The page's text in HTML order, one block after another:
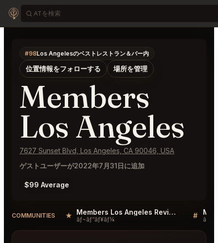
#98Los Angelesのベストレストラン＆バー内
位置情報をフォローする 場所を管理
Members
Los Angeles
7627 Sunset Blvd, Los Angeles, CA 90046, USA
ゲストユーザーが2022年7月31日に追加
$99 Average
COMMUNITIES ★ Members Los Angeles Reviews
ãƒ¬ãƒ“ãƒ¥ãƒ¼ #